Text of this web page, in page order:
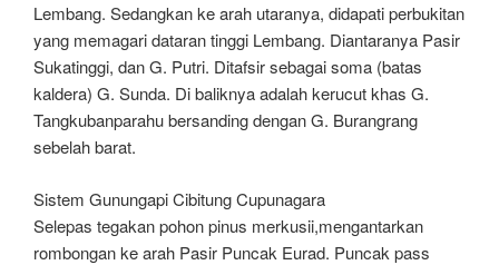
Lembang. Sedangkan ke arah utaranya, didapati perbukitan
yang memagari dataran tinggi Lembang. Diantaranya Pasir
Sukatinggi, dan G. Putri. Ditafsir sebagai soma (batas
kaldera) G. Sunda. Di baliknya adalah kerucut khas G.
Tangkubanparahu bersanding dengan G. Burangrang
sebelah barat.
Sistem Gunungapi Cibitung Cupunagara
Selepas tegakan pohon pinus merkusii,mengantarkan
rombongan ke arah Pasir Puncak Eurad. Puncak pass